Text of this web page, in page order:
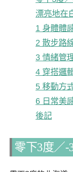
漂亮地在
1 身體體
2 散步路
3 情緒管
4 穿搭邏
5 移動方
6 日常美
後記
零下3度／-